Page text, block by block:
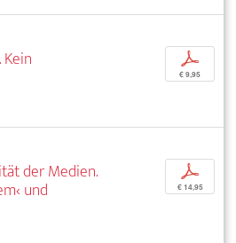
p
€ 9,95
der Medien.
und
p
€ 14,95